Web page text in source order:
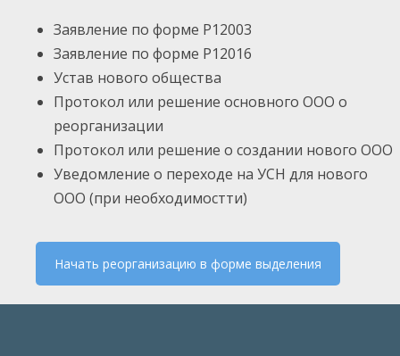
Заявление по форме Р12003
Заявление по форме Р12016
Устав нового общества
Протокол или решение основного ООО о
реорганизации
Протокол или решение о создании нового ООО
Уведомление о переходе на УСН для нового
ООО (при необходимостти)
Начать реорганизацию в форме выделения